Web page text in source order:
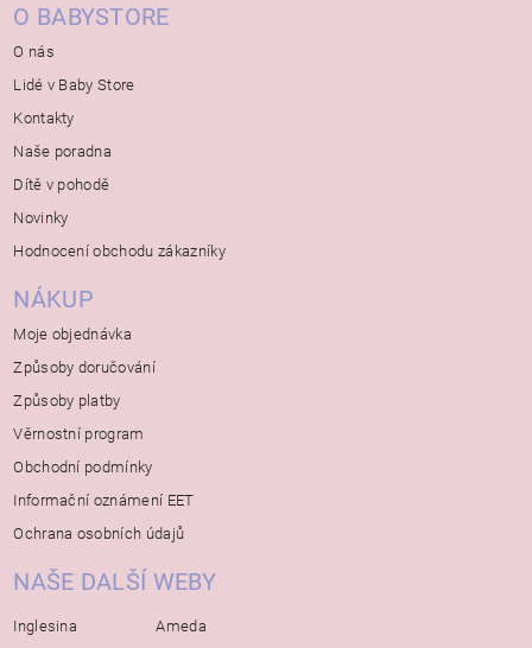
O BABYSTORE
O nás
Lidé v Baby Store
Kontakty
Naše poradna
Dítě v pohodě
Novinky
Hodnocení obchodu zákazníky
NÁKUP
Moje objednávka
Způsoby doručování
Způsoby platby
Věrnostní program
Obchodní podmínky
Informační oznámení EET
Ochrana osobních údajů
NAŠE DALŠÍ WEBY
Inglesina
Ameda